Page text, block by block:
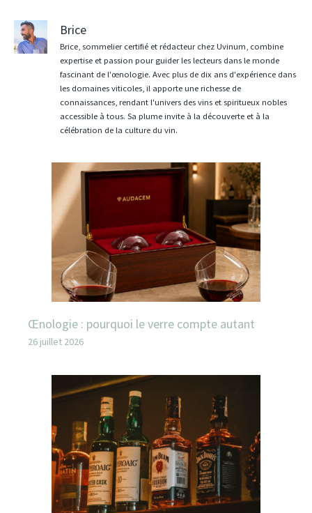
Brice
Brice, sommelier certifié et rédacteur chez Uvinum, combine
expertise et passion pour guider les lecteurs dans le monde
fascinant de l'œnologie. Avec plus de dix ans d'expérience dans
les domaines viticoles, il apporte une richesse de
connaissances, rendant l'univers des vins et spiritueux nobles
accessible à tous. Sa plume invite à la découverte et à la
célébration de la culture du vin.
Œnologie : pourquoi le verre compte autant
26 juillet 2026